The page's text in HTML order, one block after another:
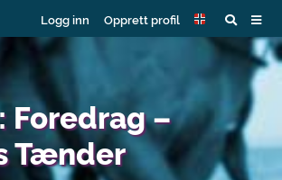
Logg inn Opprett profil
Foredrag –
Tænder